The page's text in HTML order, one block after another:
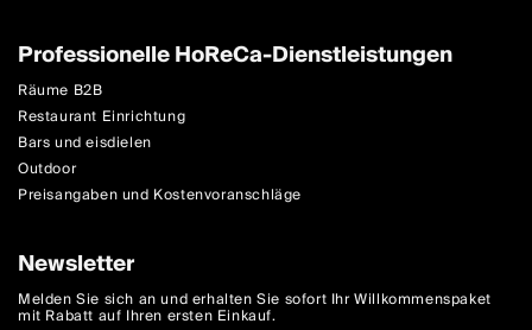
Professionelle HoReCa-Dienstleistungen
Räume B2B
Restaurant Einrichtung
Bars und eisdielen
Outdoor
Preisangaben und Kostenvoranschläge
Newsletter
Melden Sie sich an und erhalten Sie sofort Ihr Willkommenspaket
mit Rabatt auf Ihren ersten Einkauf.